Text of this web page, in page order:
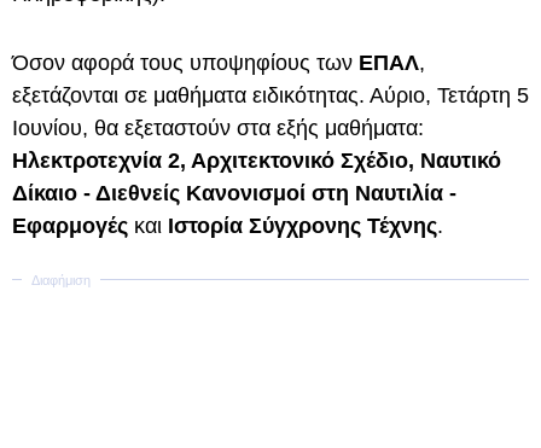
Όσον αφορά τους υποψηφίους των ΕΠΑΛ,
εξετάζονται σε μαθήματα ειδικότητας. Αύριο, Τετάρτη 5
Ιουνίου, θα εξεταστούν στα εξής μαθήματα:
Ηλεκτροτεχνία 2, Αρχιτεκτονικό Σχέδιο, Ναυτικό
Δίκαιο - Διεθνείς Κανονισμοί στη Ναυτιλία -
Εφαρμογές και Ιστορία Σύγχρονης Τέχνης.